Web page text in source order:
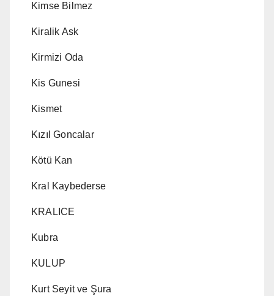
Kimse Bilmez
Kiralik Ask
Kirmizi Oda
Kis Gunesi
Kismet
Kızıl Goncalar
Kötü Kan
Kral Kaybederse
KRALICE
Kubra
KULUP
Kurt Seyit ve Şura